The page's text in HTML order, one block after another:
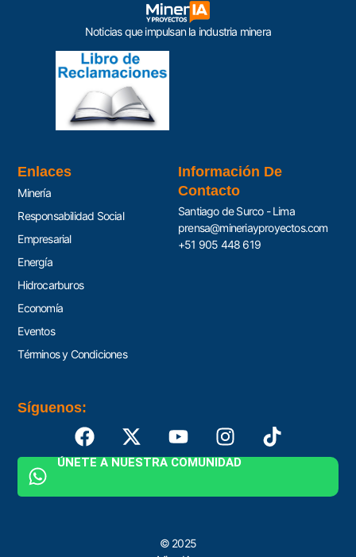
Noticias que impulsan la industria minera
Enlaces
Minería
Responsabilidad Social
Empresarial
Energía
Hidrocarburos
Economía
Eventos
Términos y Condiciones
Información De
Contacto
Santiago de Surco - Lima
prensa@mineriayproyectos.com
+51 905 448 619
Síguenos:
ÚNETE A NUESTRA COMUNIDAD
© 2025